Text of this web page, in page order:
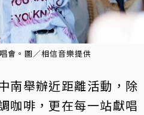
會。圖／相信音樂提供
南舉辦近距離活動，除
咖啡，更在每一站獻唱